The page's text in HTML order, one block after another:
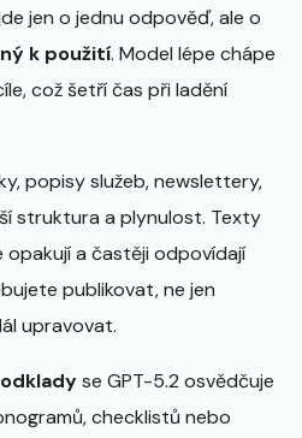
jen o jednu odpověď, ale o
k použití. Model lépe chápe
což šetří čas při ladění
popisy služeb, newslettery,
struktura a plynulost. Texty
opakují a častěji odpovídají
publikovat, ne jen
upravovat.
se GPT-5.2 osvědčuje
checklistů nebo